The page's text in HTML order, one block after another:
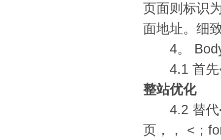
页面则标识
面地址。细
4。 Body
4.1 首先<
整站优化
4.2 替代<
页，， <；